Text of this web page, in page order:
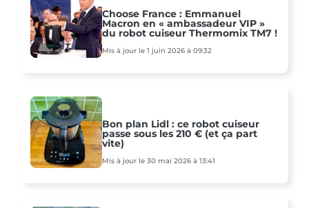
Choose France : Emmanuel
Macron en « ambassadeur VIP »
du robot cuiseur Thermomix TM7 !
Mis à jour le 1 juin 2026 à 09:32
Bon plan Lidl : ce robot cuiseur
passe sous les 210 € (et ça part
vite)
Mis à jour le 30 mai 2026 à 13:41